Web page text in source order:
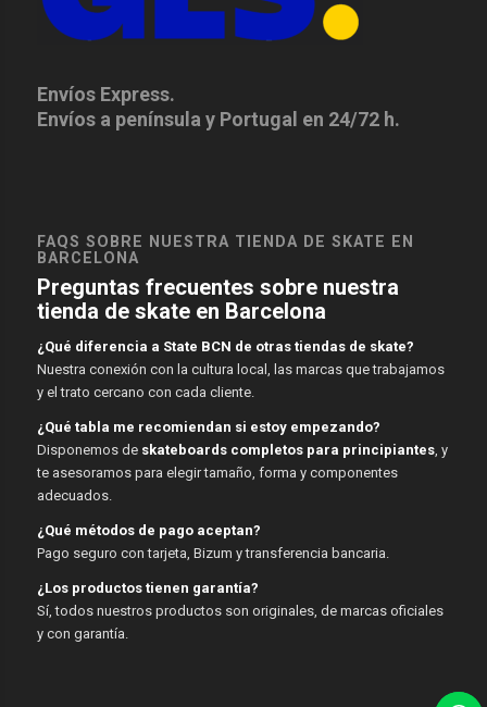
Envíos Express.
Envíos a península y Portugal en 24/72 h.
FAQS SOBRE NUESTRA TIENDA DE SKATE EN
BARCELONA
Preguntas frecuentes sobre nuestra
tienda de skate en Barcelona
¿Qué diferencia a State BCN de otras tiendas de skate?
Nuestra conexión con la cultura local, las marcas que trabajamos
y el trato cercano con cada cliente.
¿Qué tabla me recomiendan si estoy empezando?
Disponemos de skateboards completos para principiantes, y
te asesoramos para elegir tamaño, forma y componentes
adecuados.
¿Qué métodos de pago aceptan?
Pago seguro con tarjeta, Bizum y transferencia bancaria.
¿Los productos tienen garantía?
Sí, todos nuestros productos son originales, de marcas oficiales
y con garantía.